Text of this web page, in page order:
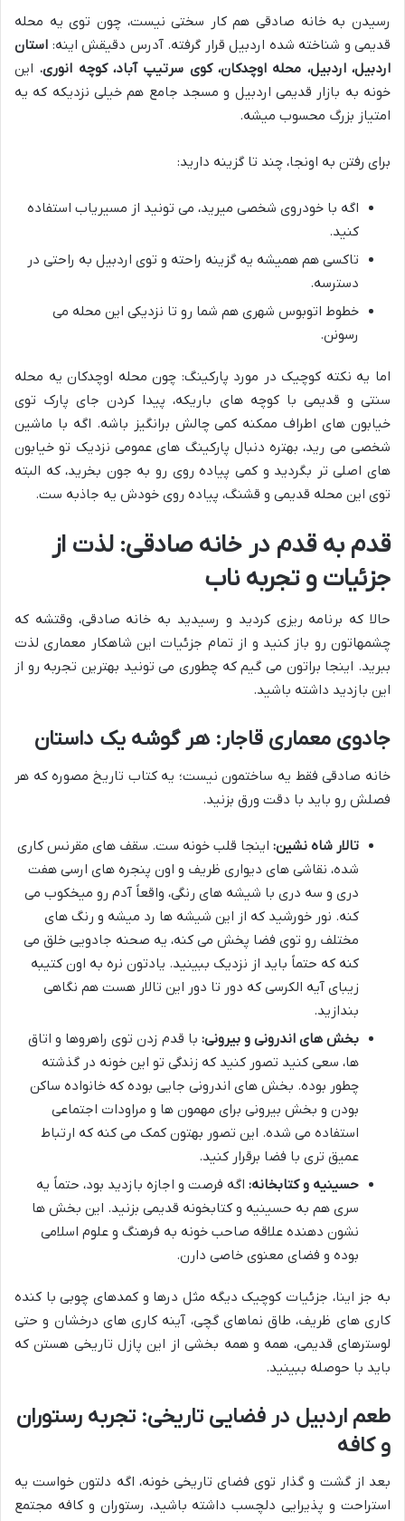
رسیدن به خانه صادقی هم کار سختی نیست، چون توی یه محله
قدیمی و شناخته شده اردبیل قرار گرفته. آدرس دقیقش اینه: استان
اردبیل، اردبیل، محله اوچدکان، کوی سرتیپ آباد، کوچه انوری. این
خونه به بازار قدیمی اردبیل و مسجد جامع هم خیلی نزدیکه که یه
امتیاز بزرگ محسوب میشه.
برای رفتن به اونجا، چند تا گزینه دارید:
اگه با خودروی شخصی میرید، می تونید از مسیریاب استفاده
کنید.
تاکسی هم همیشه یه گزینه راحته و توی اردبیل به راحتی در
دسترسه.
خطوط اتوبوس شهری هم شما رو تا نزدیکی این محله می
رسونن.
اما یه نکته کوچیک در مورد پارکینگ: چون محله اوچدکان یه محله
سنتی و قدیمی با کوچه های باریکه، پیدا کردن جای پارک توی
خیابون های اطراف ممکنه کمی چالش برانگیز باشه. اگه با ماشین
شخصی می رید، بهتره دنبال پارکینگ های عمومی نزدیک تو خیابون
های اصلی تر بگردید و کمی پیاده روی رو به جون بخرید، که البته
توی این محله قدیمی و قشنگ، پیاده روی خودش یه جاذبه ست.
قدم به قدم در خانه صادقی: لذت از
جزئیات و تجربه ناب
حالا که برنامه ریزی کردید و رسیدید به خانه صادقی، وقتشه که
چشمهاتون رو باز کنید و از تمام جزئیات این شاهکار معماری لذت
ببرید. اینجا براتون می گیم که چطوری می تونید بهترین تجربه رو از
این بازدید داشته باشید.
جادوی معماری قاجار: هر گوشه یک داستان
خانه صادقی فقط یه ساختمون نیست؛ یه کتاب تاریخ مصوره که هر
فصلش رو باید با دقت ورق بزنید.
تالار شاه نشین: اینجا قلب خونه ست. سقف های مقرنس کاری
شده، نقاشی های دیواری ظریف و اون پنجره های ارسی هفت
دری و سه دری با شیشه های رنگی، واقعاً آدم رو میخکوب می
کنه. نور خورشید که از این شیشه ها رد میشه و رنگ های
مختلف رو توی فضا پخش می کنه، یه صحنه جادویی خلق می
کنه که حتماً باید از نزدیک ببینید. یادتون نره به اون کتیبه
زیبای آیه الکرسی که دور تا دور این تالار هست هم نگاهی
بندازید.
بخش های اندرونی و بیرونی: با قدم زدن توی راهروها و اتاق
ها، سعی کنید تصور کنید که زندگی تو این خونه در گذشته
چطور بوده. بخش های اندرونی جایی بوده که خانواده ساکن
بودن و بخش بیرونی برای مهمون ها و مراودات اجتماعی
استفاده می شده. این تصور بهتون کمک می کنه که ارتباط
عمیق تری با فضا برقرار کنید.
حسینیه و کتابخانه: اگه فرصت و اجازه بازدید بود، حتماً یه
سری هم به حسینیه و کتابخونه قدیمی بزنید. این بخش ها
نشون دهنده علاقه صاحب خونه به فرهنگ و علوم اسلامی
بوده و فضای معنوی خاصی دارن.
به جز اینا، جزئیات کوچیک دیگه مثل درها و کمدهای چوبی با کنده
کاری های ظریف، طاق نماهای گچی، آینه کاری های درخشان و حتی
لوسترهای قدیمی، همه و همه بخشی از این پازل تاریخی هستن که
باید با حوصله ببینید.
طعم اردبیل در فضایی تاریخی: تجربه رستوران
و کافه
بعد از گشت و گذار توی فضای تاریخی خونه، اگه دلتون خواست یه
استراحت و پذیرایی دلچسب داشته باشید، رستوران و کافه مجتمع